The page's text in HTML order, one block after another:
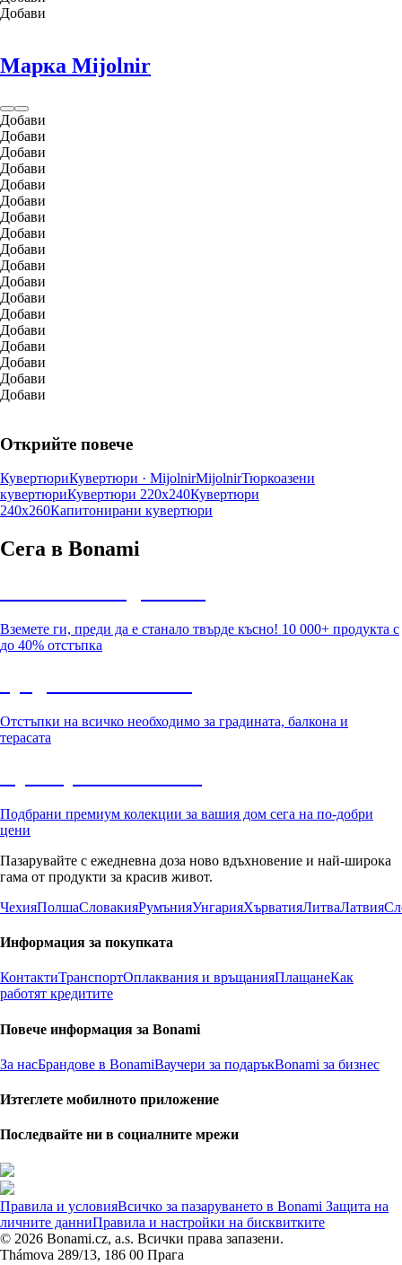
Добави
Марка Mijolnir
Добави
Добави
Добави
Добави
Добави
Добави
Добави
Добави
Добави
Добави
Добави
Добави
Добави
Добави
Добави
Добави
Добави
Добави
Открийте повече
КувертюриКувертюри · MijolnirMijolnirТюркоазени
кувертюриКувертюри 220x240Кувертюри
240x260Капитонирани кувертюри
Сега в Bonami
Вземете ги, преди да е станало твърде късно! 10 000+ продукта с
до 40% отстъпка
Отстъпки на всичко необходимо за градината, балкона и
терасата
Подбрани премиум колекции за вашия дом сега на по-добри
цени
Пазарувайте с ежедневна доза ново вдъхновение и най-широка
гама от продукти за красив живот.
ЧехияПолшаСловакияРумънияУнгарияХърватияЛитваЛатвия
Информация за покупката
КонтактиТранспортОплаквания и връщанияПлащанеКак
работят кредитите
Повече информация за Bonami
За насБрандове в BonamiВаучери за подаръкBonami за бизнес
Изтеглете мобилното приложение
Последвайте ни в социалните мрежи
Правила и условияВсичко за пазаруването в Bonami Защита на
личните данниПравила и настройки на бисквитките
© 2026 Bonami.cz, a.s. Всички права запазени.
Thámova 289/13, 186 00 Прага